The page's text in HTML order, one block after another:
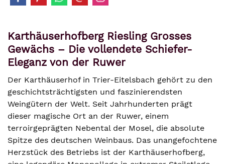
Karthäuserhofberg Riesling Grosses
Gewächs – Die vollendete Schiefer-
Eleganz von der Ruwer
Der Karthäuserhof in Trier-Eitelsbach gehört zu den
geschichtsträchtigsten und faszinierendsten
Weingütern der Welt. Seit Jahrhunderten prägt
dieser magische Ort an der Ruwer, einem
terroirgeprägten Nebental der Mosel, die absolute
Spitze des deutschen Weinbaus. Das unangefochtene
Herzstück des Betriebs ist der Karthäuserhofberg,